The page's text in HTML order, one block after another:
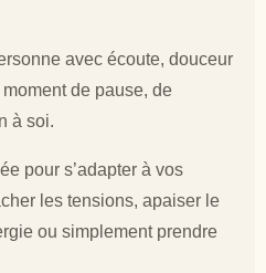
avec écoute, douceur
de pause, de
à soi.
pour s’adapter à vos
les tensions, apaiser le
ou simplement prendre